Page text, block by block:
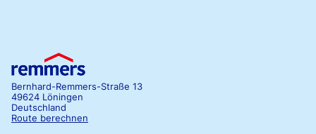
Bernhard-Remmers-Straße 13
49624 Löningen
Deutschland
Route berechnen